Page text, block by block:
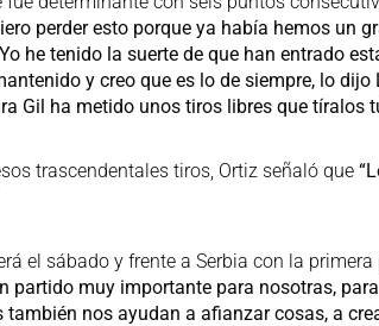
perder esto porque ya había hemos un
he tenido la suerte de que han entrado
y creo que es lo de siempre, lo
Gil ha metido unos tiros libres que tíralos
trascendentales tiros, Ortiz señaló que
el sábado y frente a Serbia con la
partido muy importante para nosotras,
también nos ayudan a afianzar cosas, a